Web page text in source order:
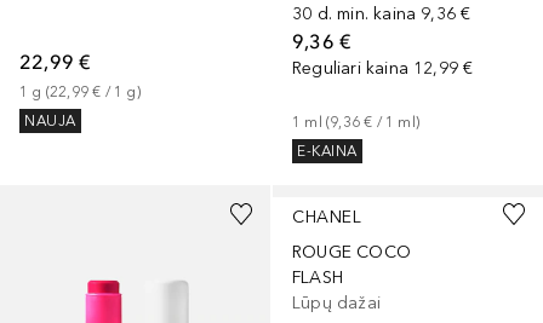
22,99 €
1 g (22,99 € / 1 g)
NAUJA
30 d. min. kaina 9,36 €
9,36 €
Reguliari kaina 12,99 €
1 ml (9,36 € / 1 ml )
E-KAINA
CHANEL
ROUGE COCO
FLASH
Lūpų dažai
+ 16